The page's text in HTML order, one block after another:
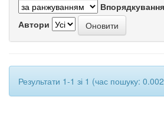
Впорядкування
Автори
Результати 1-1 зі 1 (час пошуку: